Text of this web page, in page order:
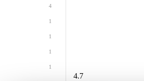
4
1
1
1
1
4.7